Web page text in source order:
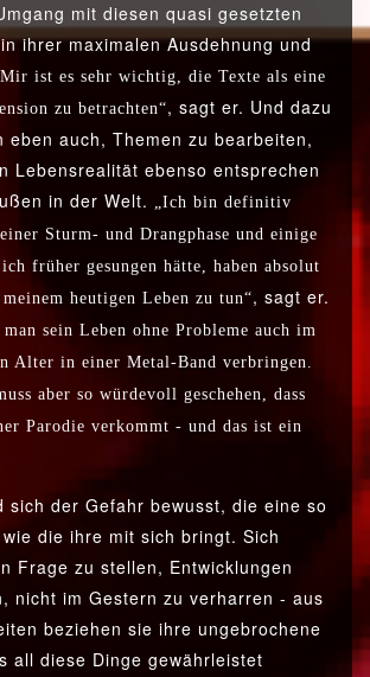
mit diesen quasi gesetzten
ihrer maximalen Ausdehnung und
ist es sehr wichtig, die Texte als eine
zu betrachten“, sagt er. Und dazu
eben auch, Themen zu bearbeiten,
Lebensrealität ebenso entsprechen
in der Welt. „Ich bin definitiv
Sturm- und Drangphase und einige
früher gesungen hätte, haben absolut
heutigen Leben zu tun“, sagt er.
sein Leben ohne Probleme auch im
Alter in einer Metal-Band verbringen.
aber so würdevoll geschehen, dass
Parodie verkommt - und das ist ein
sich der Gefahr bewusst, die eine so
die ihre mit sich bringt. Sich
Frage zu stellen, Entwicklungen
nicht im Gestern zu verharren - aus
beziehen sie ihre ungebrochene
all diese Dinge gewährleistet